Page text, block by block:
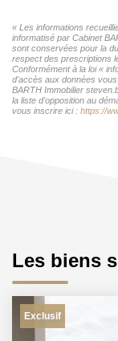
« Les informations
informatisé par Cabinet
sont conservées pour la
respect des prescriptions
Conformément à la loi «
d'accès aux données
BARTH Immobilier
la liste d'opposition au
vous inscrire ici : https://
Les biens
Exclusif